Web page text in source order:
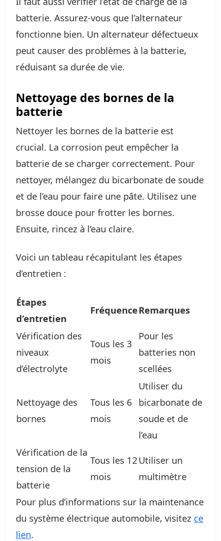
batterie. Assurez-vous que l’alternateur
fonctionne bien. Un alternateur défectueux
peut causer des problèmes à la batterie,
réduisant sa durée de vie.
Nettoyage des bornes de la
batterie
Nettoyer les bornes de la batterie est
crucial. La corrosion peut empêcher la
batterie de se charger correctement. Pour
nettoyer, mélangez du bicarbonate de soude
et de l’eau pour faire une pâte. Utilisez une
brosse douce pour frotter les bornes.
Ensuite, rincez à l’eau claire.
Voici un tableau récapitulant les étapes
d’entretien :
Étapes
d’entretien
FréquenceRemarques
Vérification des
niveaux
d’électrolyte
Tous les 3
mois
Pour les
batteries non
scellées
Nettoyage des
bornes
Tous les 6
mois
Utiliser du
bicarbonate de
soude et de
l’eau
Vérification de la
tension de la
batterie
Tous les 12
mois
Utiliser un
multimètre
Pour plus d’informations sur la maintenance
du système électrique automobile, visitez ce
lien.